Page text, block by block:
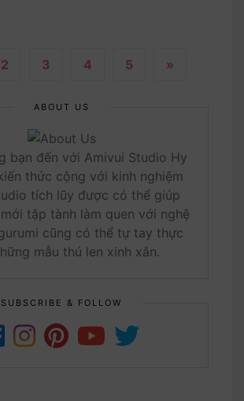
2 3 4 5 »
ABOUT US
bạn đến với Amivui Studio Hy
thức cộng với kinh nghiệm
tích lũy được có thể giúp
tập tành làm quen với nghệ
cũng có thể tự tay thực
mẫu thú len xinh xắn.
SUBSCRIBE & FOLLOW